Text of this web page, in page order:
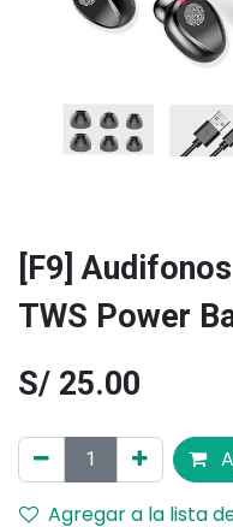
[F9]
TWS Power
S/ 25.00
Agregar a la lista